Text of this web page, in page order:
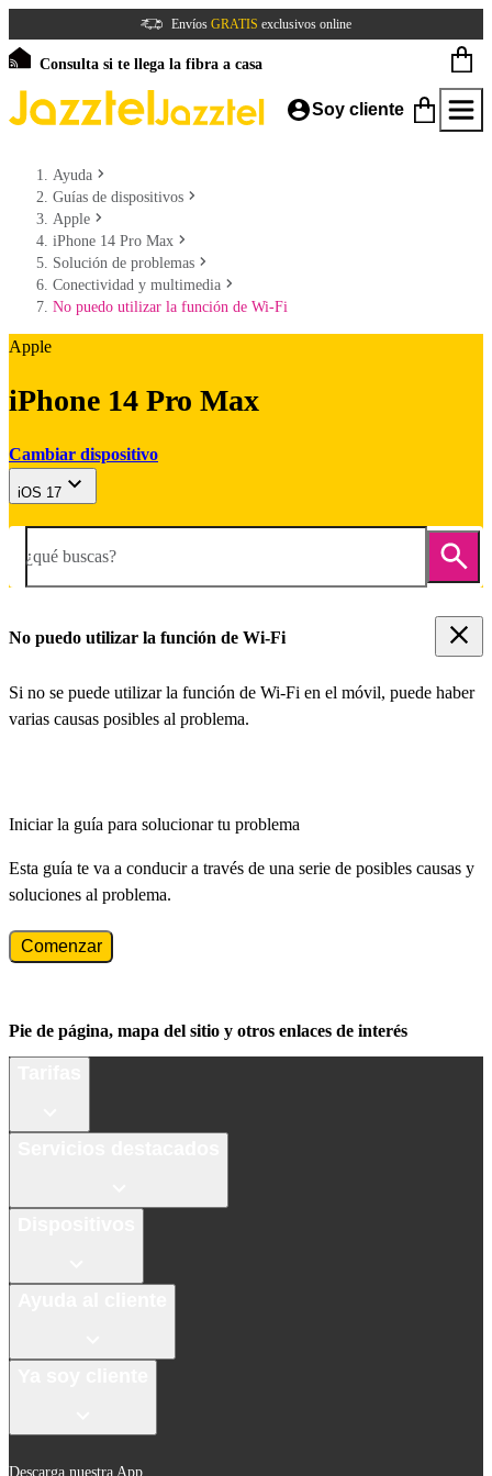
Envíos GRATIS exclusivos online
Consulta si te llega la fibra a casa
Soy cliente
Ayuda
Guías de dispositivos
Apple
iPhone 14 Pro Max
Solución de problemas
Conectividad y multimedia
No puedo utilizar la función de Wi-Fi
Apple
iPhone 14 Pro Max
Cambiar dispositivo
iOS 17
¿qué buscas?
No puedo utilizar la función de Wi-Fi
Si no se puede utilizar la función de Wi-Fi en el móvil, puede haber
varias causas posibles al problema.
Iniciar la guía para solucionar tu problema
Esta guía te va a conducir a través de una serie de posibles causas y
soluciones al problema.
Comenzar
Pie de página, mapa del sitio y otros enlaces de interés
Descarga nuestra App